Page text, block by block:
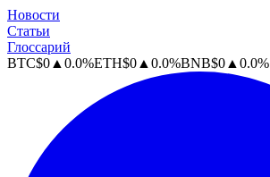
Новости
Статьи
Глоссарий
BTC$0 ▲ 0.0%ETH$0 ▲ 0.0%BNB$0 ▲ 0.0%